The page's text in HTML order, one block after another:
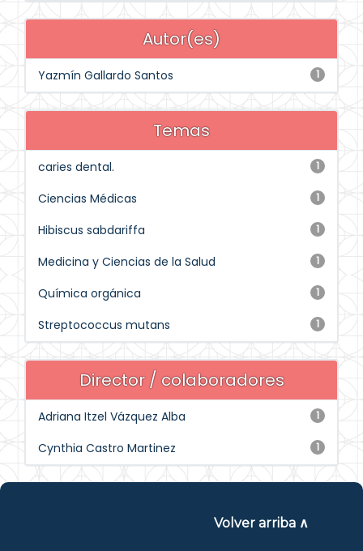
Autor(es)
1
Yazmín Gallardo Santos
Temas
1
caries dental.
1
Ciencias Médicas
1
Hibiscus sabdariffa
1
Medicina y Ciencias de la Salud
1
Química orgánica
1
Streptococcus mutans
Director / colaboradores
1
Adriana Itzel Vázquez Alba
1
Cynthia Castro Martinez
Volver arriba ∧